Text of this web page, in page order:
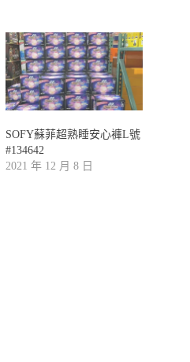
SOFY蘇菲超熟睡安心褲L號
#134642
2021 年 12 月 8 日